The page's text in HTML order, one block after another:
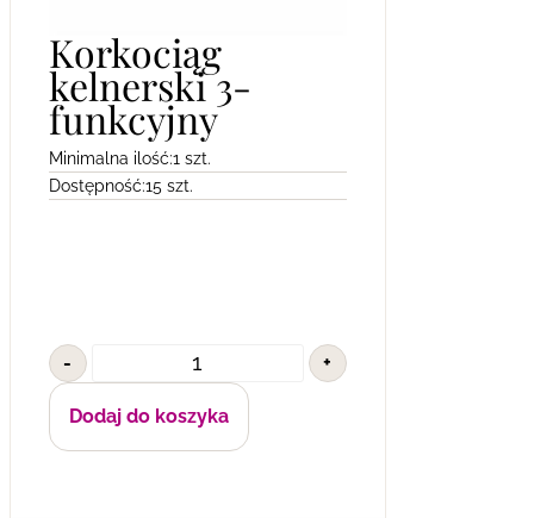
Korkociąg
kelnerski 3-
funkcyjny
Minimalna ilość:1 szt.
Dostępność:15 szt.
- +
Dodaj do koszyka